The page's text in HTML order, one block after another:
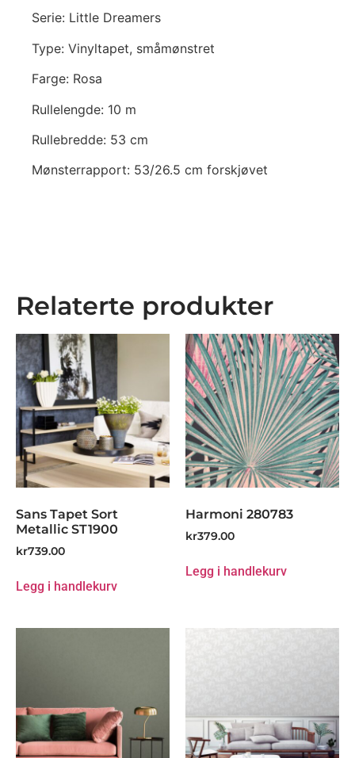
Serie: Little Dreamers
Type: Vinyltapet, småmønstret
Farge: Rosa
Rullelengde: 10 m
Rullebredde: 53 cm
Mønsterrapport: 53/26.5 cm forskjøvet
Relaterte produkter
Sans Tapet Sort
Metallic ST1900
kr739.00
Legg i handlekurv
Harmoni 280783
kr379.00
Legg i handlekurv